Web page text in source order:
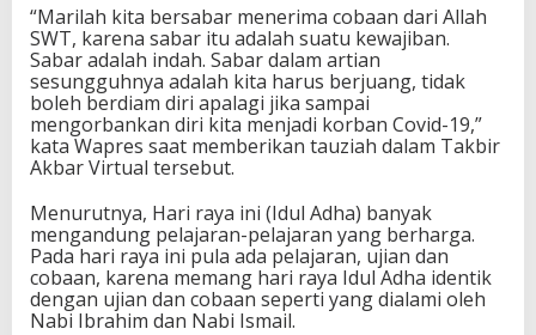
“Marilah kita bersabar menerima cobaan dari Allah
SWT, karena sabar itu adalah suatu kewajiban.
Sabar adalah indah. Sabar dalam artian
sesungguhnya adalah kita harus berjuang, tidak
boleh berdiam diri apalagi jika sampai
mengorbankan diri kita menjadi korban Covid-19,”
kata Wapres saat memberikan tauziah dalam Takbir
Akbar Virtual tersebut.
Menurutnya, Hari raya ini (Idul Adha) banyak
mengandung pelajaran-pelajaran yang berharga.
Pada hari raya ini pula ada pelajaran, ujian dan
cobaan, karena memang hari raya Idul Adha identik
dengan ujian dan cobaan seperti yang dialami oleh
Nabi Ibrahim dan Nabi Ismail.